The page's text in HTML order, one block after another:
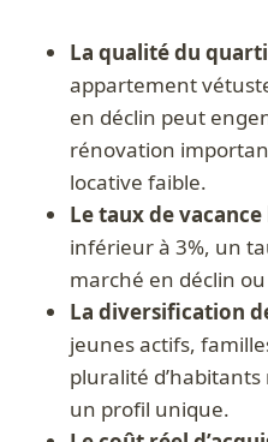
La qualité du
appartement
en déclin peut
rénovation
locative faible.
Le taux de
inférieur à 3%, un
marché en déclin
La diversification
jeunes actifs,
pluralité
un profil unique.